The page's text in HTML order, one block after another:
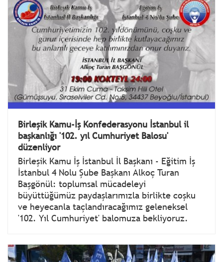
Birleşik Kamu-İş Konfederasyonu İstanbul il
başkanlığı '102. yıl Cumhuriyet Balosu'
düzenliyor
Birleşik Kamu İş İstanbul İl Başkanı - Eğitim İş
İstanbul 4 Nolu Şube Başkanı Alkoç Turan
Başgönül: toplumsal mücadeleyi
büyüttüğümüz paydaşlarımızla birlikte coşku
ve heyecanla taçlandıracağımız geleneksel
'102. Yıl Cumhuriyet' balomuza bekliyoruz.